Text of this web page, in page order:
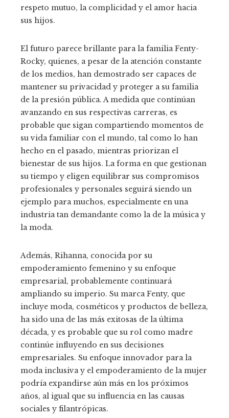
respeto mutuo, la complicidad y el amor hacia
sus hijos.
El futuro parece brillante para la familia Fenty-
Rocky, quienes, a pesar de la atención constante
de los medios, han demostrado ser capaces de
mantener su privacidad y proteger a su familia
de la presión pública. A medida que continúan
avanzando en sus respectivas carreras, es
probable que sigan compartiendo momentos de
su vida familiar con el mundo, tal como lo han
hecho en el pasado, mientras priorizan el
bienestar de sus hijos. La forma en que gestionan
su tiempo y eligen equilibrar sus compromisos
profesionales y personales seguirá siendo un
ejemplo para muchos, especialmente en una
industria tan demandante como la de la música y
la moda.
Además, Rihanna, conocida por su
empoderamiento femenino y su enfoque
empresarial, probablemente continuará
ampliando su imperio. Su marca Fenty, que
incluye moda, cosméticos y productos de belleza,
ha sido una de las más exitosas de la última
década, y es probable que su rol como madre
continúe influyendo en sus decisiones
empresariales. Su enfoque innovador para la
moda inclusiva y el empoderamiento de la mujer
podría expandirse aún más en los próximos
años, al igual que su influencia en las causas
sociales y filantrópicas.